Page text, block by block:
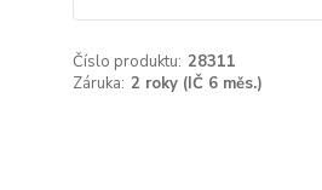
Číslo produktu: 28311
Záruka: 2 roky (IČ 6 měs.)